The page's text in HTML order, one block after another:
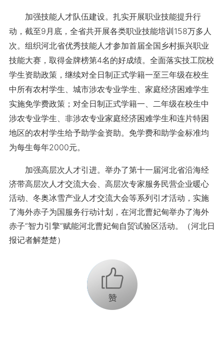
加强技能人才队伍建设。扎实开展职业技能提升行
动，截至9月底，全省共开展各类职业技能培训158万多人
次。组织河北省优秀技能人才参加首届全国乡村振兴职业
技能大赛，取得金牌榜第4名的好成绩。全面落实技工院校
学生资助政策，继续对全日制正式学籍一至三年级在校生
中所有农村学生、城市涉农专业学生、家庭经济困难学生
实施免学费政策；对全日制正式学籍一、二年级在校生中
涉农专业学生、非涉农专业家庭经济困难学生和连片特困
地区的农村学生给予助学金资助。免学费和助学金标准均
为每生每年2000元。
加强高层次人才引进。举办了第十一届河北省沿海经
济带高层次人才交流大会、高层次专家服务民营企业暖心
活动、冬奥冰雪产业人才交流大会等系列引才活动，实施
了海外赤子为国服务行动计划，在河北曹妃甸举办了海外
赤子“智力引擎”赋能河北曹妃甸自贸试验区活动。（河北日
报记者解楚楚）
+1